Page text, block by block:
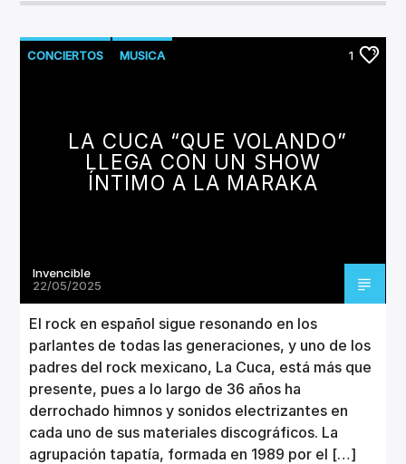
CONCIERTOS MUSICA 1
LA CUCA “QUE VOLANDO”
LLEGA CON UN SHOW
ÍNTIMO A LA MARAKA
Invencible
22/05/2025
El rock en español sigue resonando en los
parlantes de todas las generaciones, y uno de los
padres del rock mexicano, La Cuca, está más que
presente, pues a lo largo de 36 años ha
derrochado himnos y sonidos electrizantes en
cada uno de sus materiales discográficos. La
agrupación tapatía, formada en 1989 por el […]